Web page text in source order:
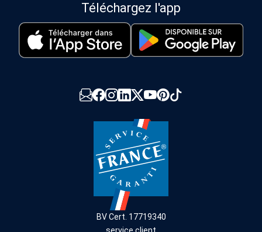
Téléchargez l'app
BV Cert. 17719340